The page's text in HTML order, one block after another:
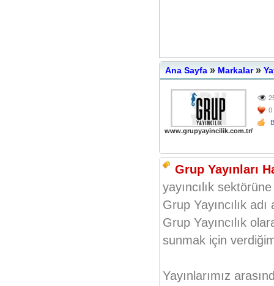
Ana Sayfa » Markalar»
www.grupyayincilik.com.tr/
0
Grup Yayınları
yayıncılık
Grup Yayıncılık
Grup Yayıncılık
sunmak için
Yayınlarımız